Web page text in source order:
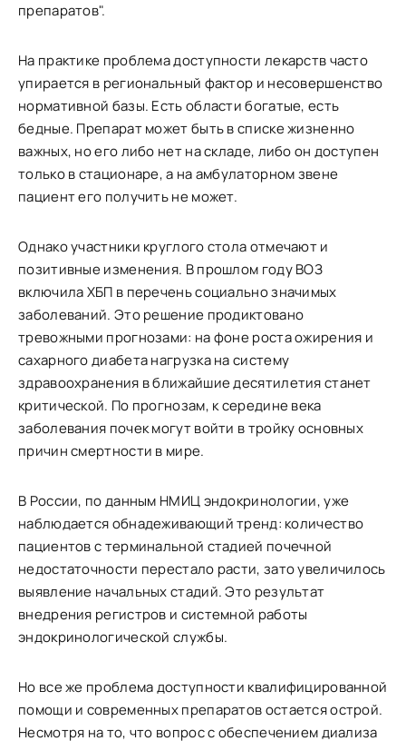
препаратов".
На практике проблема доступности лекарств часто
упирается в региональный фактор и несовершенство
нормативной базы. Есть области богатые, есть
бедные. Препарат может быть в списке жизненно
важных, но его либо нет на складе, либо он доступен
только в стационаре, а на амбулаторном звене
пациент его получить не может.
Однако участники круглого стола отмечают и
позитивные изменения. В прошлом году ВОЗ
включила ХБП в перечень социально значимых
заболеваний. Это решение продиктовано
тревожными прогнозами: на фоне роста ожирения и
сахарного диабета нагрузка на систему
здравоохранения в ближайшие десятилетия станет
критической. По прогнозам, к середине века
заболевания почек могут войти в тройку основных
причин смертности в мире.
В России, по данным НМИЦ эндокринологии, уже
наблюдается обнадеживающий тренд: количество
пациентов с терминальной стадией почечной
недостаточности перестало расти, зато увеличилось
выявление начальных стадий. Это результат
внедрения регистров и системной работы
эндокринологической службы.
Но все же проблема доступности квалифицированной
помощи и современных препаратов остается острой.
Несмотря на то, что вопрос с обеспечением диализа